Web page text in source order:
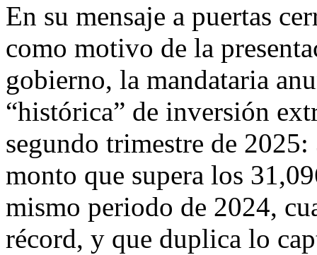
En su mensaje a puertas
como motivo de la
gobierno, la mandataria
“histórica” de inversión
segundo trimestre de
monto que supera los
mismo periodo de 2024,
récord, y que duplica lo